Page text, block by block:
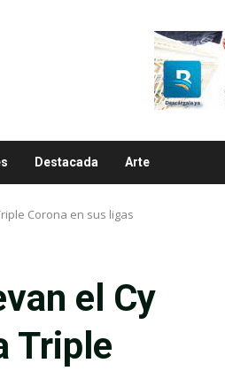
Destacada Arte
Corona en sus ligas
el Cy
Triple